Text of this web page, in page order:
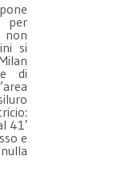
per
si
di
41′
e